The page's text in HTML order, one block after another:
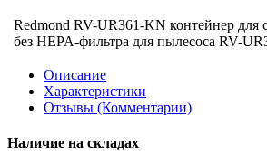
Redmond RV-UR361-KN контейнер для
без HEPA-фильтра для пылесоса RV-
Описание
Характеристики
Отзывы (Комментарии)
Наличие на складах